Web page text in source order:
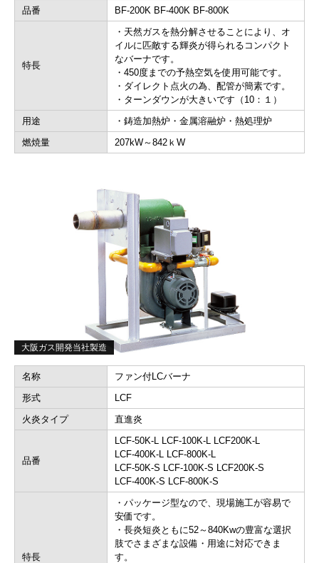
品番
BF-200K BF-400K BF-800K
特長
・天然ガスを熱分解させることにより、オ
イルに匹敵する輝炎が得られるコンパクト
なバーナです。
・450度までの予熱空気を使用可能です。
・ダイレクト点火の為、配管が簡素です。
・ターンダウンが大きいです（10：１）
用途
・鋳造加熱炉・金属溶融炉・熱処理炉
燃焼量
207kW～842ｋW
大阪ガス開発当社製造
名称
ファン付LCバーナ
形式
LCF
火炎タイプ
直進炎
品番
LCF-50K-L LCF-100K-L LCF200K-L
LCF-400K-L LCF-800K-L
LCF-50K-S LCF-100K-S LCF200K-S
LCF-400K-S LCF-800K-S
特長
・パッケージ型なので、現場施工が容易で
安価です。
・長炎短炎ともに52～840Kwの豊富な選択
肢でさまざまな設備・用途に対応できま
す。